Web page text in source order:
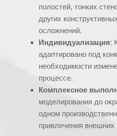
полостей, тонких
других
осложнений.
Индивидуализация:
адаптировано под
необходимости
процессе.
Комплексное
моделирования до
одном
привлечения внешних